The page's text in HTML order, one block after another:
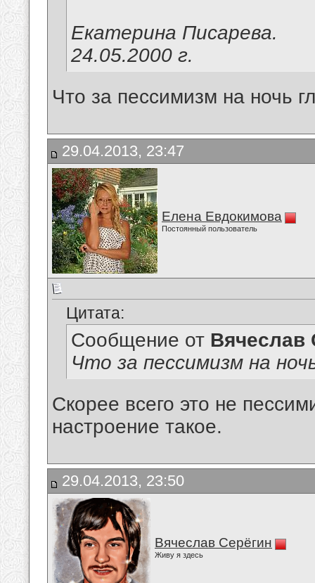
Екатерина Писарева.
24.05.2000 г.
Что за пессимизм на ночь
29.04.2013, 23:47
Елена Евдокимова
Постоянный пользователь
Цитата:
Сообщение от Вячеслав
Что за пессимизм на
Скорее всего это не
настроение такое.
29.04.2013, 23:50
Вячеслав Серёгин
Живу я здесь